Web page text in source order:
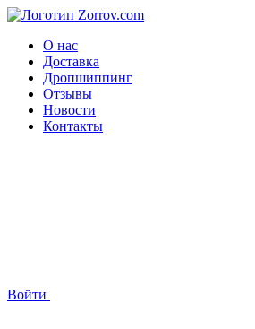
О нас
Доставка
Дропшиппинг
Отзывы
Новости
Контакты
Войти